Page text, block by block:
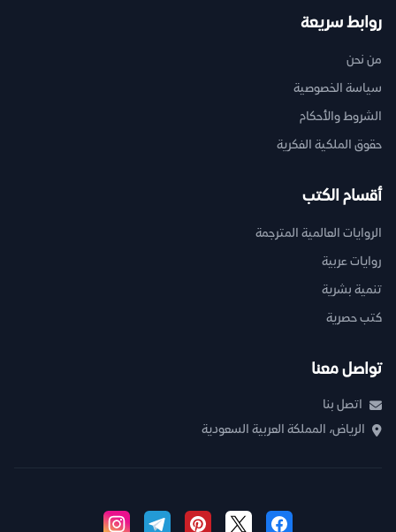
روابط سريعة
من نحن
سياسة الخصوصية
الشروط والأحكام
حقوق الملكية الفكرية
أقسام الكتب
الروايات العالمية المترجمة
روايات عربية
تنمية بشرية
كتب حصرية
تواصل معنا
اتصل بنا
الرياض، المملكة العربية السعودية